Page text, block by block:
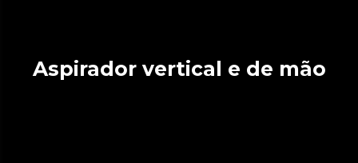
Aspirador vertical e de mão